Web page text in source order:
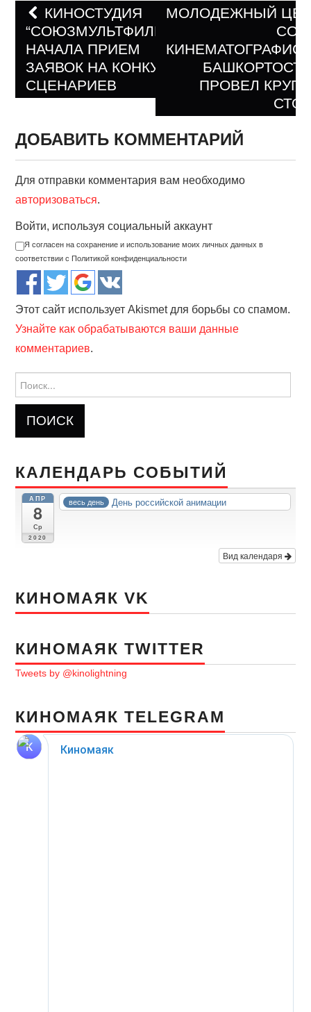
Навигация по записям
КИНОСТУДИЯ
“СОЮЗМУЛЬТФИЛЬМ”
НАЧАЛА ПРИЕМ
ЗАЯВОК НА КОНКУРС
СЦЕНАРИЕВ
МОЛОДЕЖНЫЙ
ПРОВЕЛ
ДОБАВИТЬ КОММЕНТАРИЙ
Для отправки комментария вам необходимо
авторизоваться.
Войти, используя социальный аккаунт
Я согласен на сохранение и использование моих личных данных в
соответствии с Политикой конфиденциальности
Этот сайт использует Akismet для борьбы со спамом.
Узнайте как обрабатываются ваши данные
комментариев.
КАЛЕНДАРЬ СОБЫТИЙ
АПР
8
Ср
2020
весь день День российской анимации
Вид календаря
КИНОМАЯК VK
КИНОМАЯК TWITTER
Tweets by @kinolightning
КИНОМАЯК TELEGRAM